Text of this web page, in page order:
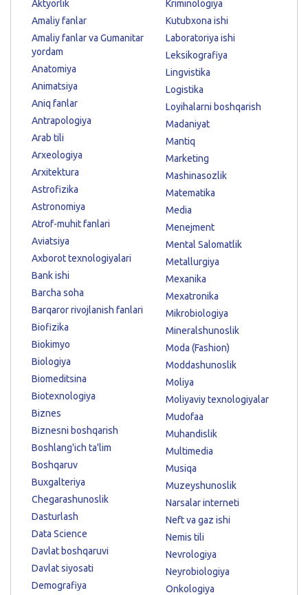
Aktyorlik
Amaliy fanlar
Amaliy fanlar va Gumanitar
yordam
Anatomiya
Animatsiya
Aniq fanlar
Antrapologiya
Arab tili
Arxeologiya
Arxitektura
Astrofizika
Astronomiya
Atrof-muhit fanlari
Aviatsiya
Axborot texnologiyalari
Bank ishi
Barcha soha
Barqaror rivojlanish fanlari
Biofizika
Biokimyo
Biologiya
Biomeditsina
Biotexnologiya
Biznes
Biznesni boshqarish
Boshlang'ich ta'lim
Boshqaruv
Buxgalteriya
Chegarashunoslik
Dasturlash
Data Science
Davlat boshqaruvi
Davlat siyosati
Demografiya
Kriminologiya
Kutubxona ishi
Laboratoriya ishi
Leksikografiya
Lingvistika
Logistika
Loyihalarni boshqarish
Madaniyat
Mantiq
Marketing
Mashinasozlik
Matematika
Media
Menejment
Mental Salomatlik
Metallurgiya
Mexanika
Mexatronika
Mikrobiologiya
Mineralshunoslik
Moda (Fashion)
Moddashunoslik
Moliya
Moliyaviy texnologiyalar
Mudofaa
Muhandislik
Multimedia
Musiqa
Muzeyshunoslik
Narsalar interneti
Neft va gaz ishi
Nemis tili
Nevrologiya
Neyrobiologiya
Onkologiya